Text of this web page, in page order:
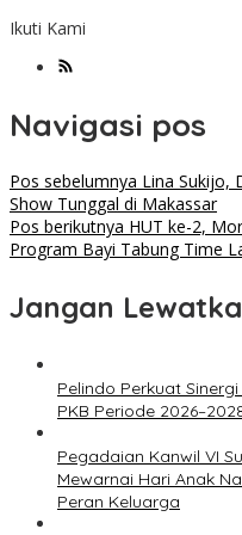
Ikuti Kami
Navigasi pos
Pos sebelumnya Lina Sukijo,
Show Tunggal di Makassar
Pos berikutnya HUT ke-2,
Program Bayi Tabung Time
Jangan
Pelindo Perkuat
PKB Periode
Pegadaian Kanwil VI
Mewarnai Hari Anak
Peran Keluarga